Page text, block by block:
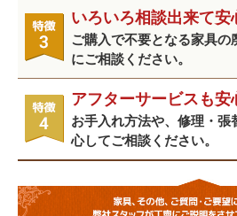
いろいろ相談出来て安
ご購入で不要となる家具の
にご相談ください。
アフターサービスも安
お手入れ方法や、修理・張
心してご相談ください。